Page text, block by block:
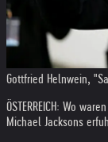
Gottfried Helnwein,
ÖSTERREICH: Wo
Michael Jacksons